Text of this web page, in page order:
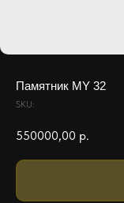
Памятник MY 32
SKU:
550000,00 р.